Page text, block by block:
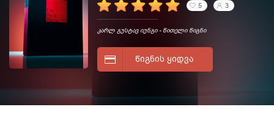
5 3
კარლ გუსტავ იუნგი - წითელი წიგნი
ᲬᲘᲒᲜᲘᲡ ᲧᲘᲓᲕᲐ